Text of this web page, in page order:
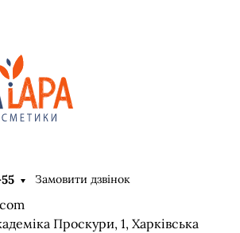
Замовити дзвінок
Проскури, 1, Харківська